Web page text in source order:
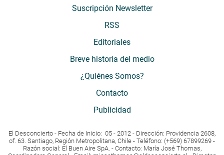
Suscripción Newsletter
RSS
Editoriales
Breve historia del medio
¿Quiénes Somos?
Contacto
Publicidad
El Desconcierto - Fecha de Inicio: 05 - 2012 - Dirección: Providencia 2608,
of. 63. Santiago, Región Metropolitana, Chile - Teléfono: (+569) 67899269 -
Razón social: El Buen Aire SpA. - Contacto: María José Thomas,